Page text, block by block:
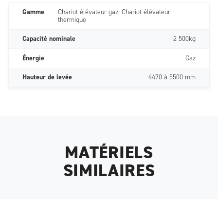
Gamme
Chariot élévateur gaz, Chariot élévateur
thermique
Capacité nominale 2 500kg
Énergie Gaz
Hauteur de levée 4470 à 5500 mm
MATÉRIELS
SIMILAIRES